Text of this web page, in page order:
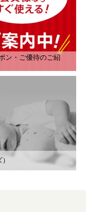
ン・ご優待のご紹